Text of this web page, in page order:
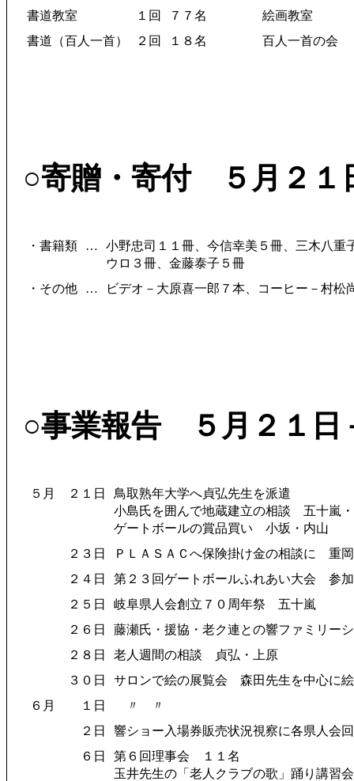
書道教室
１回 ７７名
絵画教室
書道（百人一首）
２回 １８名 百人一首の会
○寄贈・寄付 ５月２１
・書籍類 …
小野忠司１１冊、今信幸美５冊、三木八重
ウロ３冊、金藤泰子５冊
・その他
… ビデオ－大原喜一郎７本、コーヒー－村松
○事業報告 ５月２１日
５月 ２１日
鳥取熟年大学へ貞弘先生を派遣
小島氏を囲んで地蔵建立の相談 五十嵐
ゲートボールの賞品買い 小坂・内山
２３日
ＰＬＡＳＡＣへ保険掛け金の相談に 重
２４日
第２３回ゲートボールふれあい大会 参
２５日
岐阜県人会創立７０周年祭 五十嵐
２６日
藤瀬氏・援協・老ク連との響ファミリー
２８日
老人週間の相談 貞弘・上原
３０日
サロンで絵の展覧会 森田先生を中心に
６月
１日
〃 〃
２日
響ショー入場券販売状況視察に各県人会
６日
第６回理事会 １１名
玉井先生の「老人クラブの歌」踊り講習